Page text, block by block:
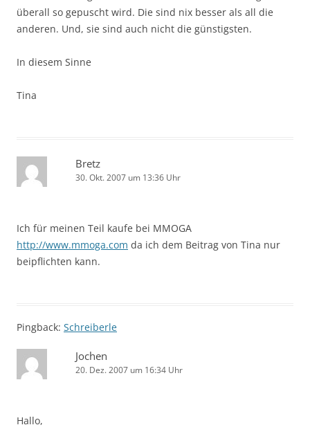
überall so gepuscht wird. Die sind nix besser als all die
anderen. Und, sie sind auch nicht die günstigsten.
In diesem Sinne
Tina
Bretz
30. Okt. 2007 um 13:36 Uhr
Ich für meinen Teil kaufe bei MMOGA
http://www.mmoga.com da ich dem Beitrag von Tina nur
beipflichten kann.
Pingback: Schreiberle
Jochen
20. Dez. 2007 um 16:34 Uhr
Hallo,